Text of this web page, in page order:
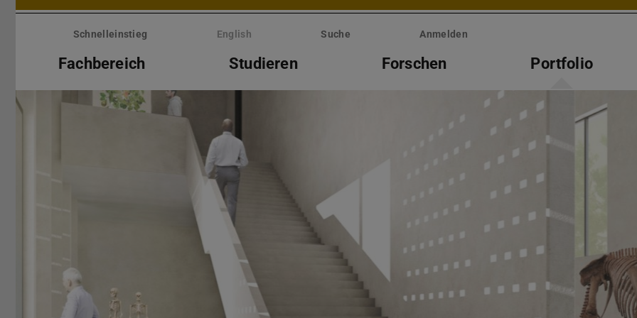
Menü
überspringenSchnelleinstieg English Suche Anmelden
Fachbereich Studieren Forschen Portfolio